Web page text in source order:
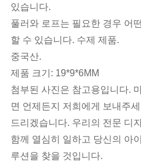
있습니다.
풀러와 로프는 필요한 경우 어
할 수 있습니다. 수제 제품.
중국산.
제품 크기: 19*9*6MM
첨부된 사진은 참고용입니다.
면 언제든지 저희에게 보내주
드리겠습니다. 우리의 전문 디
함께 열심히 일하고 당신의 아
루션을 찾을 것입니다.